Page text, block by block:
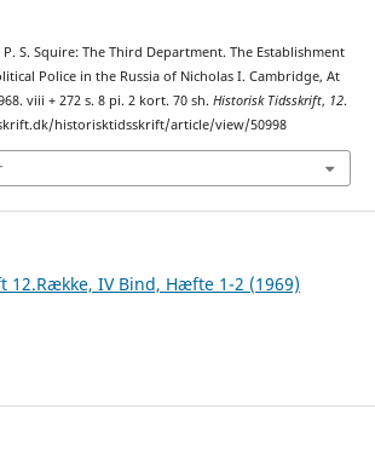
S. Squire: The Third Department. The Establishment
Police in the Russia of Nicholas I. Cambridge, At
viii + 272 s. 8 pi. 2 kort. 70 sh. Historisk Tidsskrift, 12.
historisktidsskrift/article/view/50998
12.Række, IV Bind, Hæfte 1-2 (1969)